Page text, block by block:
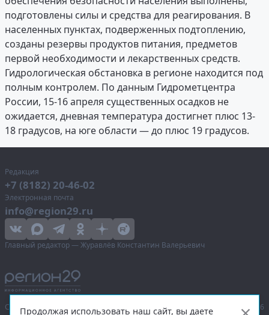
подготовлены силы и средства для реагирования. В
населенных пунктах, подверженных подтоплению,
созданы резервы продуктов питания, предметов
первой необходимости и лекарственных средств.
Гидрологическая обстановка в регионе находится под
полным контролем. По данным Гидрометцентра
России, 15-16 апреля существенных осадков не
ожидается, дневная температура достигнет плюс 13-
18 градусов, на юге области — до плюс 19 градусов.
Редакция
+7 (8182) 20-46-02
Электронная почта
info@region29.ru
Главный редактор — Журавлёв Константин Валерьевич
Сетевое издание «Информационное агентство Регион 29», © 2016–2026
Продолжая использовать наш сайт, вы даете